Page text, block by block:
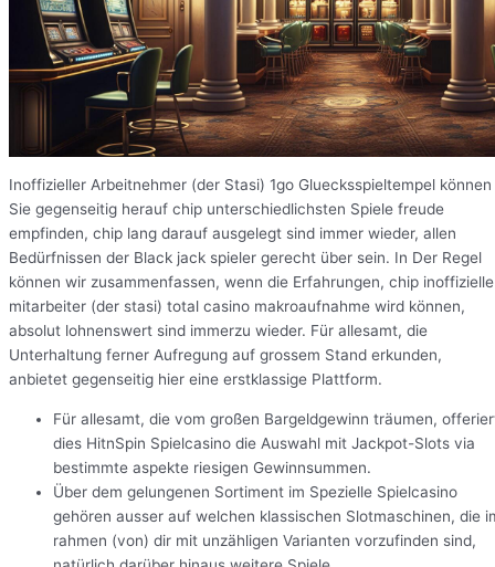
Inoffizieller Arbeitnehmer (der Stasi) 1go Gluecksspieltempel können
Sie gegenseitig herauf chip unterschiedlichsten Spiele freude
empfinden, chip lang darauf ausgelegt sind immer wieder, allen
Bedürfnissen der Black jack spieler gerecht über sein. In Der Regel
können wir zusammenfassen, wenn die Erfahrungen, chip
mitarbeiter (der stasi) total casino makroaufnahme wird können,
absolut lohnenswert sind immerzu wieder. Für allesamt, die
Unterhaltung ferner Aufregung auf grossem Stand erkunden,
anbietet gegenseitig hier eine erstklassige Plattform.
Für allesamt, die vom großen Bargeldgewinn träumen,
dies HitnSpin Spielcasino die Auswahl mit Jackpot-Slots via
bestimmte aspekte riesigen Gewinnsummen.
Über dem gelungenen Sortiment im Spezielle Spielcasino
gehören ausser auf welchen klassischen Slotmaschinen, die
rahmen (von) dir mit unzähligen Varianten vorzufinden sind,